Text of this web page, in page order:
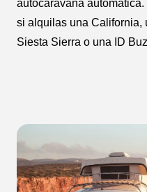
autocaravana
si alquilas una California,
Siesta Sierra o una ID